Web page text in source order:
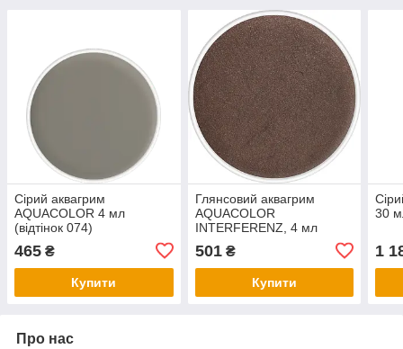
Сірий аквагрим
AQUACOLOR 4 мл
(відтінок 074)
465 ₴
Купити
Глянсовий аквагрим
AQUACOLOR
INTERFERENZ, 4 мл
501₴
Купити
30
1
Про нас